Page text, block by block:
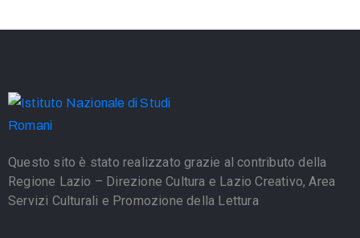
Questo sito è stato realizzato grazie al contributo della
Regione Lazio – Direzione Cultura e Lazio Creativo, Area
Servizi Culturali e Promozione della Lettura